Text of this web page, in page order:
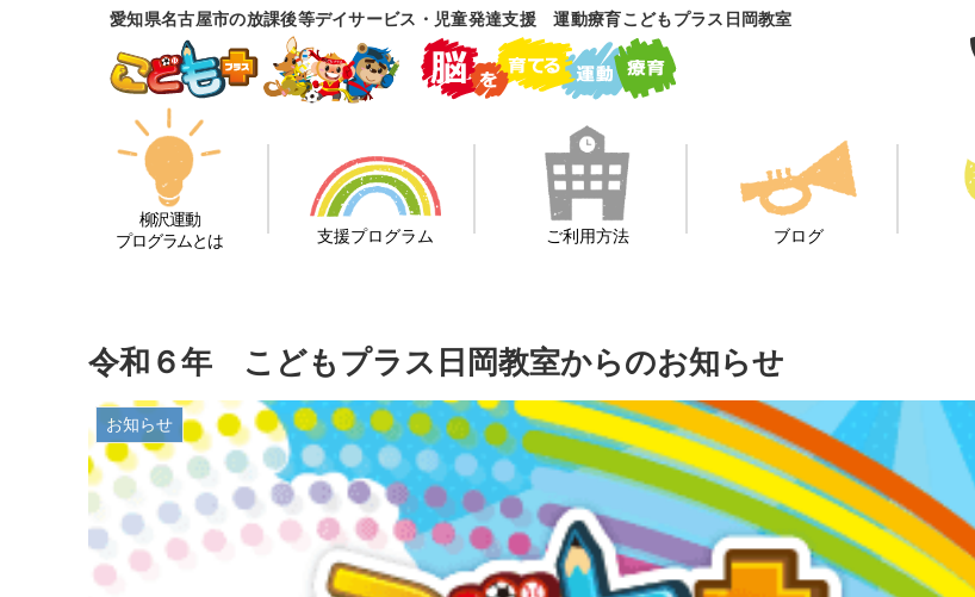
愛知県名古屋市の放課後等デイサービス・児童発達支援 運動療育こどもプラス日岡教室
柳沢運動
プログラムとは
支援プログラム ご利用方法 ブログ
令和６年 こどもプラス日岡教室からのお知らせ
お知らせ